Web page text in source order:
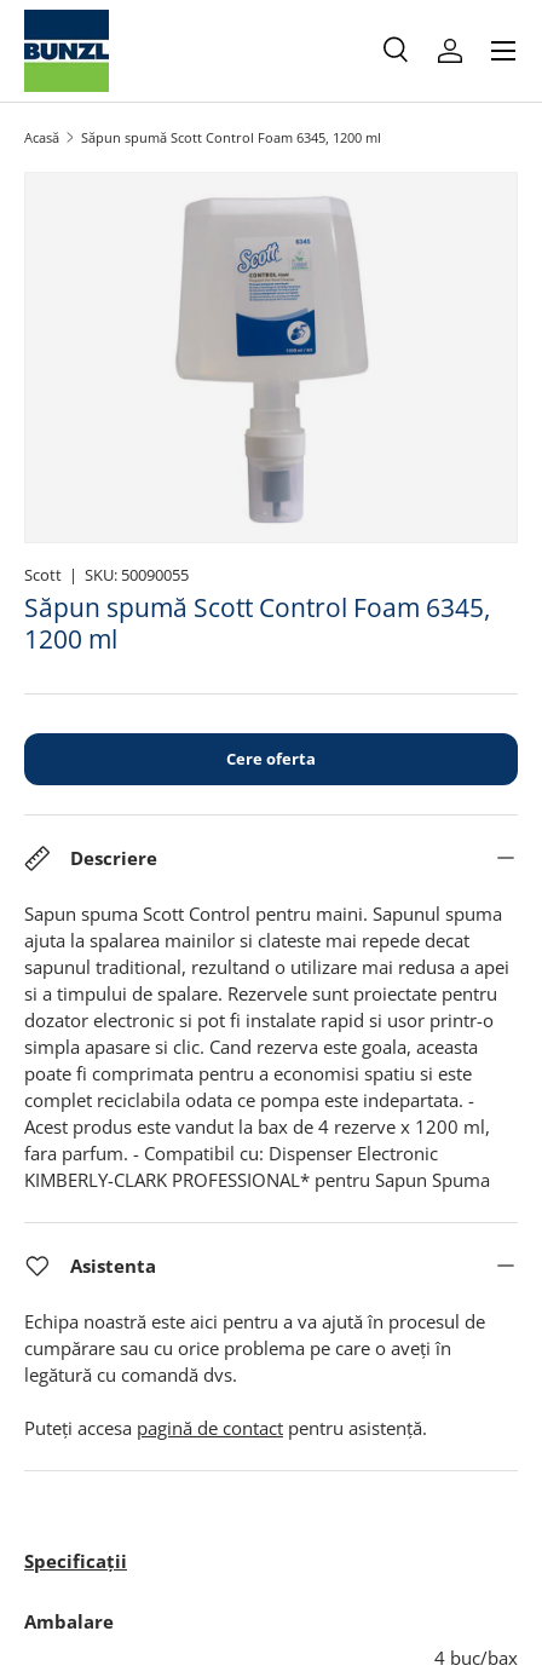
Salt la conținut
Caută
Caută
Meniu
Acasă Săpun spumă Scott Control Foam 6345, 1200 ml
Salt la informațiile produsului
Scott | SKU: 50090055
Săpun spumă Scott Control Foam 6345,
1200 ml
Cere oferta
Descriere
Sapun spuma Scott Control pentru maini. Sapunul spuma
ajuta la spalarea mainilor si clateste mai repede decat
sapunul traditional, rezultand o utilizare mai redusa a apei
si a timpului de spalare. Rezervele sunt proiectate pentru
dozator electronic si pot fi instalate rapid si usor printr-o
simpla apasare si clic. Cand rezerva este goala, aceasta
poate fi comprimata pentru a economisi spatiu si este
complet reciclabila odata ce pompa este indepartata. -
Acest produs este vandut la bax de 4 rezerve x 1200 ml,
fara parfum. - Compatibil cu: Dispenser Electronic
KIMBERLY-CLARK PROFESSIONAL* pentru Sapun Spuma
Asistenta
Echipa noastră este aici pentru a va ajută în procesul de
cumpărare sau cu orice problema pe care o aveți în
legătură cu comandă dvs.
Puteți accesa pagină de contact pentru asistență.
Specificații
Ambalare
4 buc/bax